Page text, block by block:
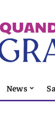
News